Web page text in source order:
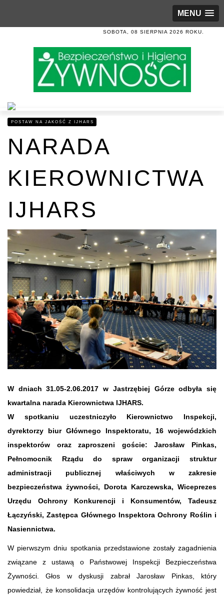
MENU
SOBOTA, 08 SIERPNIA 2026 ROKU.
POSTAW NA JAKOŚĆ Z IJHARS
NARADA
KIEROWNICTWA
IJHARS
W dniach 31.05-2.06.2017 w Jastrzębiej Górze odbyła się
kwartalna narada Kierownictwa IJHARS.
W spotkaniu uczestniczyło Kierownictwo Inspekcji,
dyrektorzy biur Głównego Inspektoratu, 16 wojewódzkich
inspektorów oraz zaproszeni goście: Jarosław Pinkas,
Pełnomocnik Rządu do spraw organizacji struktur
administracji publicznej właściwych w zakresie
bezpieczeństwa żywności, Dorota Karczewska, Wiceprezes
Urzędu Ochrony Konkurencji i Konsumentów, Tadeusz
Łączyński, Zastępca Głównego Inspektora Ochrony Roślin i
Nasiennictwa.
W pierwszym dniu spotkania przedstawione zostały zagadnienia
związane z ustawą o Państwowej Inspekcji Bezpieczeństwa
Żywności. Głos w dyskusji zabrał Jarosław Pinkas, który
powiedział, że konsolidacja urzędów kontrolujących żywność jest